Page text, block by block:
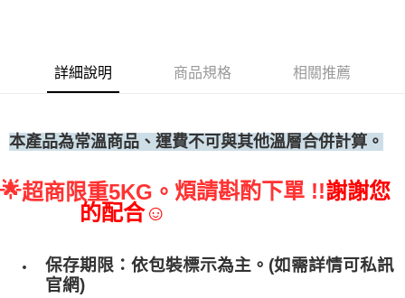
詳細說明 商品規格 相關推薦
本產品為常溫商品、運費不可與其他溫層合併計算。
🌟超商限重5KG。 煩請斟酌下單 !!謝謝您
的配合☺
保存期限：依包裝標示為主。(如需詳情可私訊
官網)